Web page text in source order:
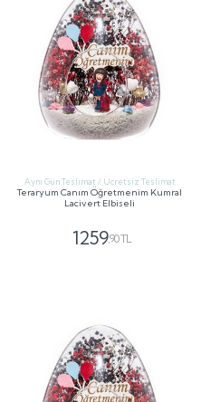
Aynı Gün Teslimat / Ücretsiz Teslimat
Teraryum Canım Öğretmenim Kumral
Lacivert Elbiseli
1259,90 TL